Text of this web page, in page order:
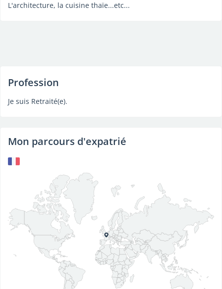
L'architecture, la cuisine thaïe...etc...
Profession
Je suis Retraité(e).
Mon parcours d'expatrié